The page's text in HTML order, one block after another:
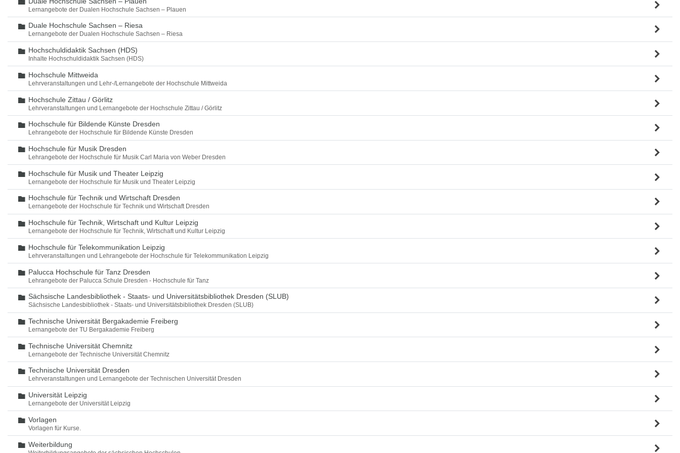
Lernangebote der Dualen Hochschule Sachsen – Plauen
Ordner
Duale Hochschule Sachsen – Riesa
Lernangebote der Dualen Hochschule Sachsen – Riesa
Ordner
Hochschuldidaktik Sachsen (HDS)
Inhalte Hochschuldidaktik Sachsen (HDS)
Ordner
Hochschule Mittweida
Lehrveranstaltungen und Lehr-/Lernangebote der Hochschule Mittweida
Ordner
Hochschule Zittau / Görlitz
Lehrveranstaltungen und Lernangebote der Hochschule Zittau / Görlitz
Ordner
Hochschule für Bildende Künste Dresden
Lehrangebote der Hochschule für Bildende Künste Dresden
Ordner
Hochschule für Musik Dresden
Lehrangebote der Hochschule für Musik Carl Maria von Weber Dresden
Ordner
Hochschule für Musik und Theater Leipzig
Lernangebote der Hochschule für Musik und Theater Leipzig
Ordner
Hochschule für Technik und Wirtschaft Dresden
Lernangebote der Hochschule für Technik und Wirtschaft Dresden
Ordner
Hochschule für Technik, Wirtschaft und Kultur Leipzig
Lernangebote der Hochschule für Technik, Wirtschaft und Kultur Leipzig
Ordner
Hochschule für Telekommunikation Leipzig
Lehrveranstaltungen und Lehrangebote der Hochschule für Telekommunikation Leipzig
Ordner
Palucca Hochschule für Tanz Dresden
Lehrangebote der Palucca Schule Dresden - Hochschule für Tanz
Ordner
Sächsische Landesbibliothek - Staats- und Universitätsbibliothek Dresden (SLUB)
Sächsische Landesbibliothek - Staats- und Universitätsbibliothek Dresden (SLUB)
Ordner
Technische Universität Bergakademie Freiberg
Lernangebote der TU Bergakademie Freiberg
Ordner
Technische Universität Chemnitz
Lernangebote der Technische Universität Chemnitz
Ordner
Technische Universität Dresden
Lehrveranstaltungen und Lernangebote der Technischen Universität Dresden
Ordner
Universität Leipzig
Lernangebote der Universität Leipzig
Ordner
Vorlagen
Vorlagen für Kurse.
Ordner
Weiterbildung